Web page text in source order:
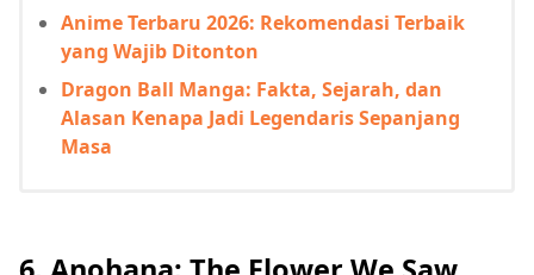
Anime Terbaru 2026: Rekomendasi Terbaik
yang Wajib Ditonton
Dragon Ball Manga: Fakta, Sejarah, dan
Alasan Kenapa Jadi Legendaris Sepanjang
Masa